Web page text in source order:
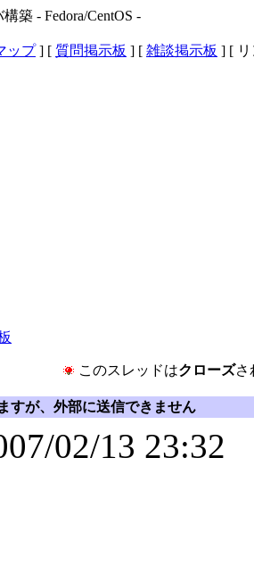
築 - Fedora/CentOS -
ップ] [ 質問掲示板 ] [ 雑談掲示板 ] [
このスレッドはクローズさ
すが、外部に送信できません
02/13 23:32